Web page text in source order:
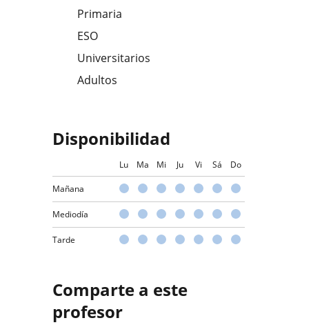
Primaria
ESO
Universitarios
Adultos
Disponibilidad
Lu Ma Mi Ju Vi Sá Do
Mañana
Mediodía
Tarde
Comparte a este
profesor